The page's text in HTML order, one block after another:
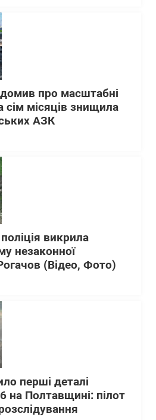
про масштабні
сім місяців знищила
АЗК
викрила
незаконної
(Відео, Фото)
перші деталі
на Полтавщині: пілот